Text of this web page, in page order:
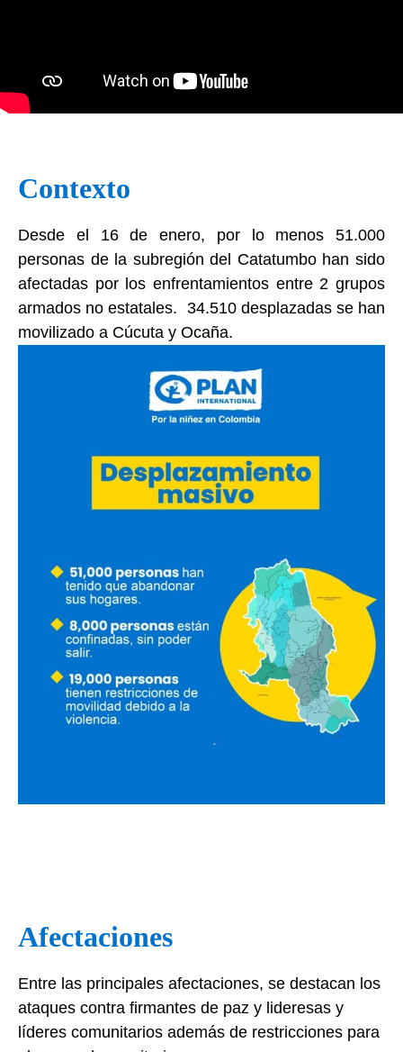
Contexto
Desde el 16 de enero, por lo menos 51.000
personas de la subregión del Catatumbo han sido
afectadas por los enfrentamientos entre 2 grupos
armados no estatales. 34.510 desplazadas se han
movilizado a Cúcuta y Ocaña.
Afectaciones
Entre las principales afectaciones, se destacan los
ataques contra firmantes de paz y lideresas y
líderes comunitarios además de restricciones para